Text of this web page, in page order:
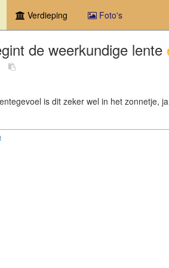
(current)Verdieping Foto's
de weerkundige lente
is dit zeker wel in het zonnetje, ja